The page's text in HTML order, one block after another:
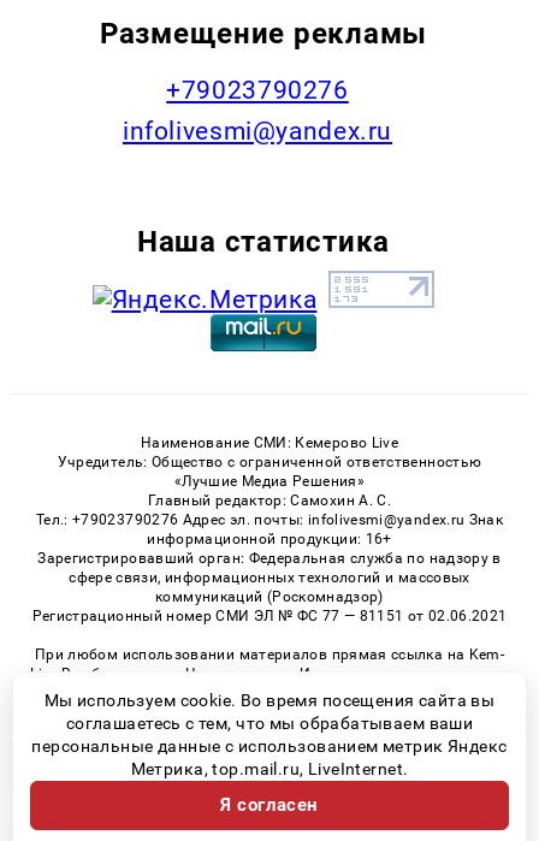
Размещение рекламы
+79023790276
infolivesmi@yandex.ru
Наша статистика
Наименование СМИ: Кемерово Live
Учредитель: Общество с ограниченной ответственностью
«Лучшие Медиа Решения»
Главный редактор: Самохин А. С.
Тел.: +79023790276 Адрес эл. почты: infolivesmi@yandex.ru Знак
информационной продукции: 16+
Зарегистрировавший орган: Федеральная служба по надзору в
сфере связи, информационных технологий и массовых
коммуникаций (Роскомнадзор)
Регистрационный номер СМИ ЭЛ № ФС 77 — 81151 от 02.06.2021
При любом использовании материалов прямая ссылка на Kem-
Live.Ru обязательна. Цитирование в Интернете возможно только
при наличии письменного разрешения.
© 2026 «Kem-Live» | Все права защищены
Возрастная категория сайта 16+
Политика конфиденциальности
Мы используем cookie. Во время посещения сайта вы
соглашаетесь с тем, что мы обрабатываем ваши
персональные данные с использованием метрик Яндекс
Метрика, top.mail.ru, LiveInternet.
Я согласен